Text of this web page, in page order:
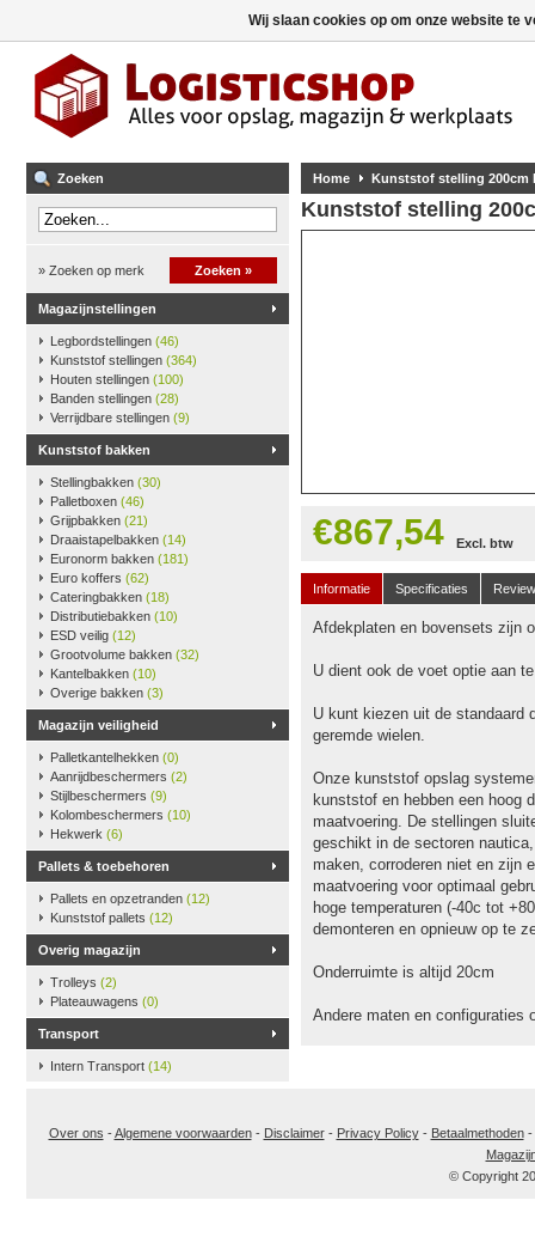
Zoeken
» Zoeken op merk Zoeken »
Magazijnstellingen
Legbordstellingen (46)
Kunststof stellingen (364)
Houten stellingen (100)
Banden stellingen (28)
Verrijdbare stellingen (9)
Kunststof bakken
Stellingbakken (30)
Palletboxen (46)
Grijpbakken (21)
Draaistapelbakken (14)
Euronorm bakken (181)
Euro koffers (62)
Cateringbakken (18)
Distributiebakken (10)
ESD veilig (12)
Grootvolume bakken (32)
Kantelbakken (10)
Overige bakken (3)
Magazijn veiligheid
Palletkantelhekken (0)
Aanrijdbeschermers (2)
Stijlbeschermers (9)
Kolombeschermers (10)
Hekwerk (6)
Pallets & toebehoren
Pallets en opzetranden (12)
Kunststof pallets (12)
Overig magazijn
Trolleys (2)
Plateauwagens (0)
Transport
Intern Transport (14)
Home Kunststof stelling 200cm
Kunststof stelling
€867,54 Excl. btw
Informatie Specificaties
Afdekplaten en bovensets zijn
U dient ook de voet optie aan
U kunt kiezen uit de standaard
geremde wielen.
Onze kunststof opslag
kunststof en hebben een hoog
maatvoering. De stellingen
geschikt in de sectoren
maken, corroderen niet en zijn
maatvoering voor optimaal
hoge temperaturen (-40c tot
demonteren en opnieuw op te
Onderruimte is altijd 20cm
Andere maten en configuraties
Over ons -Algemene voorwaarden- Disclaimer- Privacy Policy- Betaalmethoden-
© Copyright
Wij slaan cookies op om onze website te